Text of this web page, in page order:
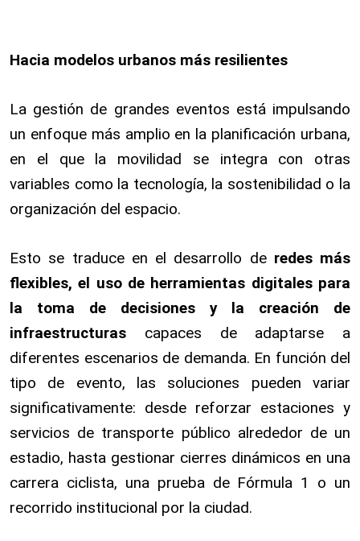
Hacia modelos urbanos más resilientes
La gestión de grandes eventos está impulsando
un enfoque más amplio en la planificación urbana,
en el que la movilidad se integra con otras
variables como la tecnología, la sostenibilidad o la
organización del espacio.
Esto se traduce en el desarrollo de redes más
flexibles, el uso de herramientas digitales para
la toma de decisiones y la creación de
infraestructuras capaces de adaptarse a
diferentes escenarios de demanda. En función del
tipo de evento, las soluciones pueden variar
significativamente: desde reforzar estaciones y
servicios de transporte público alrededor de un
estadio, hasta gestionar cierres dinámicos en una
carrera ciclista, una prueba de Fórmula 1 o un
recorrido institucional por la ciudad.